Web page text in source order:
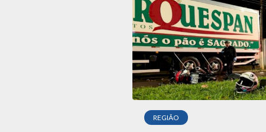
REGIÃO